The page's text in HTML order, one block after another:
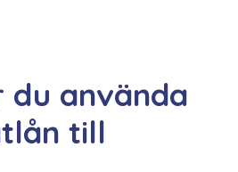
använda
till